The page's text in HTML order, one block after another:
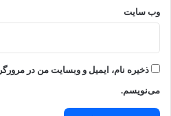
وب‌ سایت
ذخیره نام، ایمیل و وبسایت من در
می‌نویسم.